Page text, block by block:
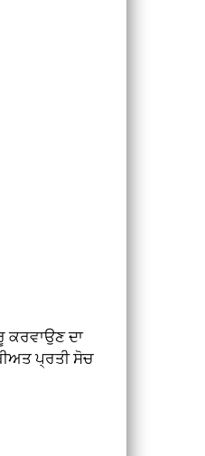
ਕਰਵਾਉਣ ਦਾ
ਪ੍ਰਤੀ ਸੋਚ